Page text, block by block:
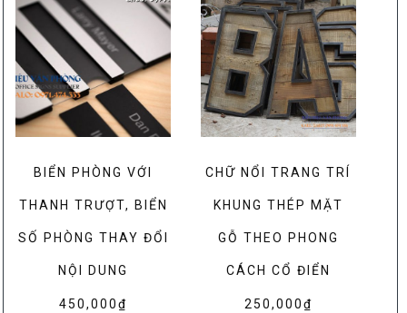
BIỂN PHÒNG VỚI
THANH TRƯỢT, BIỂN
SỐ PHÒNG THAY ĐỔI
NỘI DUNG
450,000₫
CHỮ NỔI TRANG TRÍ
KHUNG THÉP MẶT
GỖ THEO PHONG
CÁCH CỔ ĐIỂN
250,000₫